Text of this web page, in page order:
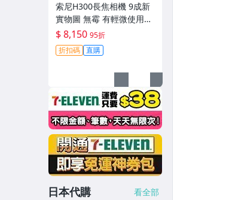
索尼H300長焦相機 9成新
實物圖 無霉 有輕微使用痕
跡 機身鏡頭原裝 無拆修無
翻新-3430
$ 8,150 95折
折扣碼 直購
日本代購 看全部